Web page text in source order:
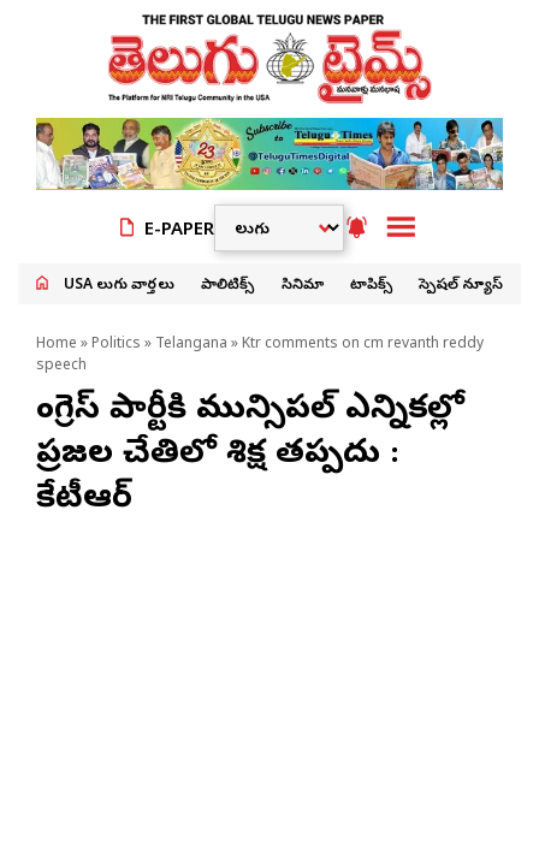
E-PAPER
USA తెలుగు వార్తలు పాలిటిక్స్ సినిమా టాపిక్స్ స్పెషల్ న్యూస్
Home » Politics » Telangana » Ktr comments on cm revanth reddy
speech
కాంగ్రెస్ పార్టీకి మున్సిపల్ ఎన్నికల్లో
ప్రజల చేతిలో శిక్ష తప్పదు :
కేటీఆర్